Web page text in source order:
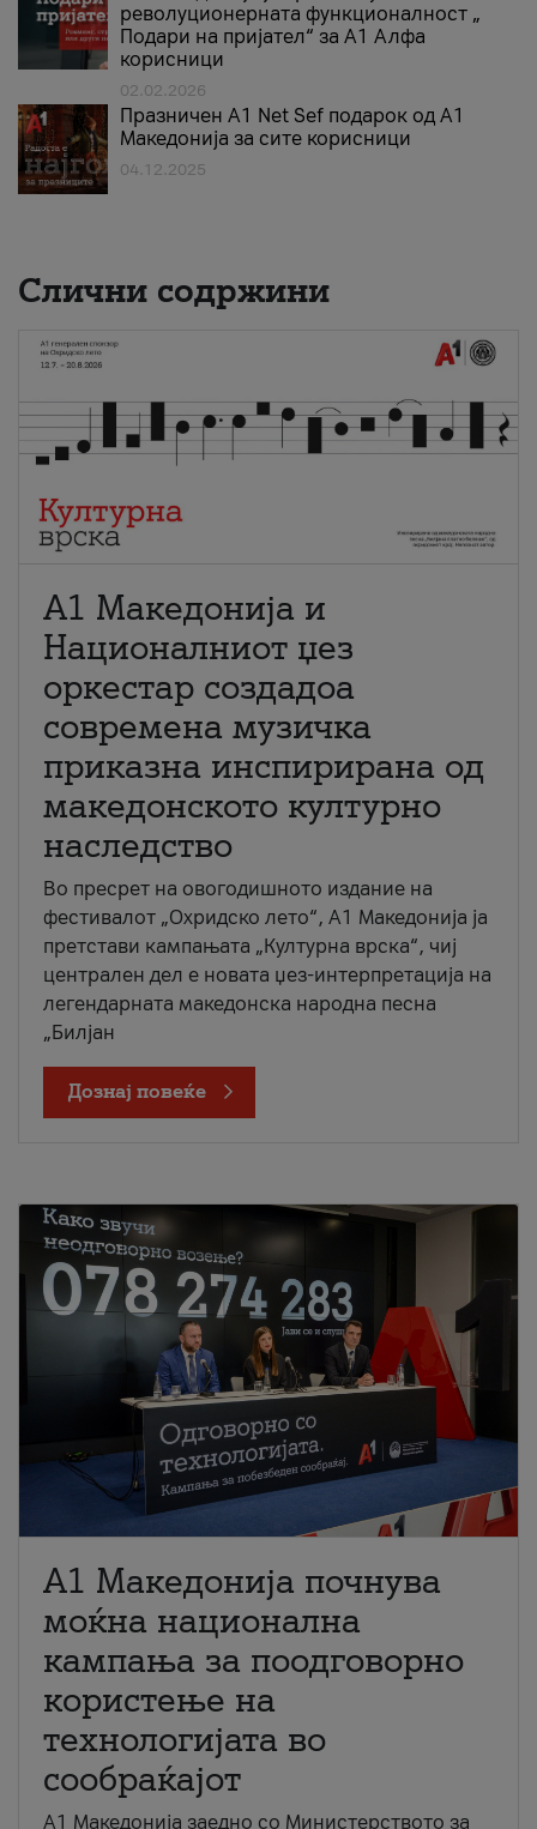
револуционерната функционалност „
Подари на пријател“ за А1 Алфа
корисници
02.02.2026
Празничен A1 Net Sеf подарок од А1
Македонија за сите корисници
04.12.2025
Слични содржини
А1 Македонија и
Националниот џез
оркестар создадоа
современа музичка
приказна инспирирана од
македонското културно
наследство
Во пресрет на овогодишното издание на
фестивалот „Охридско лето“, А1 Македонија ја
претстави кампањата „Културна врска“, чиј
централен дел е новата џез-интерпретација на
легендарната македонска народна песна
„Билјан
Дознај повеќе
A1 Македонија почнува
моќна национална
кампања за поодговорно
користење на
технологијата во
сообраќајот
A1 Македонија заедно со Министерството за